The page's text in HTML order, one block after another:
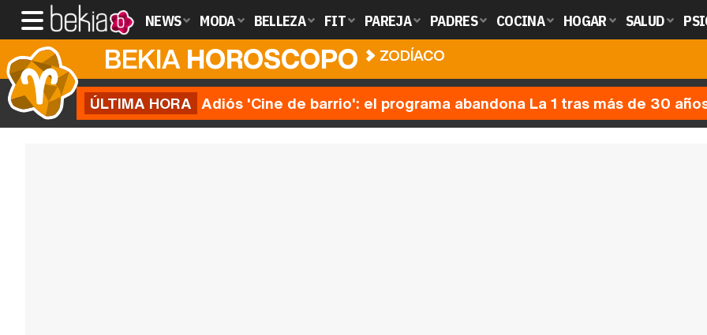
NEWS MODA BELLEZA FIT PAREJA PADRES COCINA HOGAR SALUD
BEKIAHOROSCOPO ZODÍACO
ÚLTIMA HORA Adiós 'Cine de barrio': el programa abandona La 1 tras más de 30